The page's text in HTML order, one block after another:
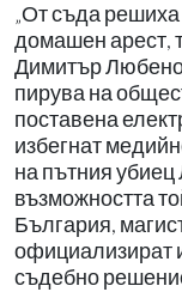
„От съда
домашен арест,
Димитър
пирува на
поставена
избегнат
на пътния убиец
възможността
България,
официализират
съдебно